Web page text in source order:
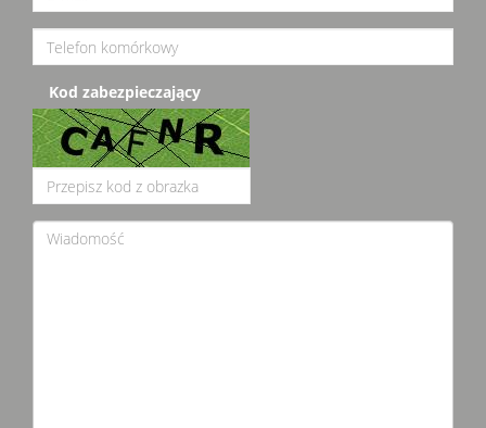
Kod zabezpieczający